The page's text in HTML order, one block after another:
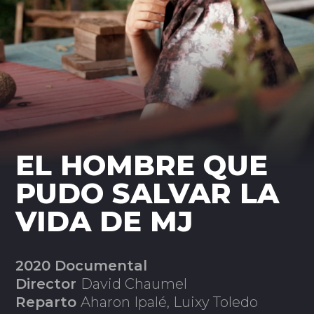
EL HOMBRE QUE
PUDO SALVAR LA
VIDA DE MJ
2020 Documental
Director David Chaumel
RepartoAharon Ipalé, Luixy Toledo